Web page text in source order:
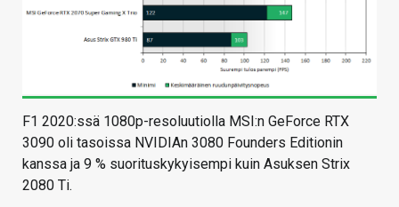
F1 2020:ssä 1080p-resoluutiolla MSI:n GeForce RTX
3090 oli tasoissa NVIDIAn 3080 Founders Editionin
kanssa ja 9 % suorituskykyisempi kuin Asuksen Strix
2080 Ti.